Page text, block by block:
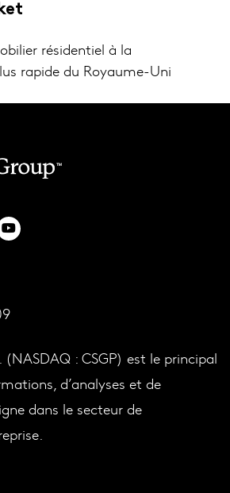
résidentiel à la
rapide du Royaume-Uni
(NASDAQ : CSGP) est le principal
d’analyses et de
dans le secteur de